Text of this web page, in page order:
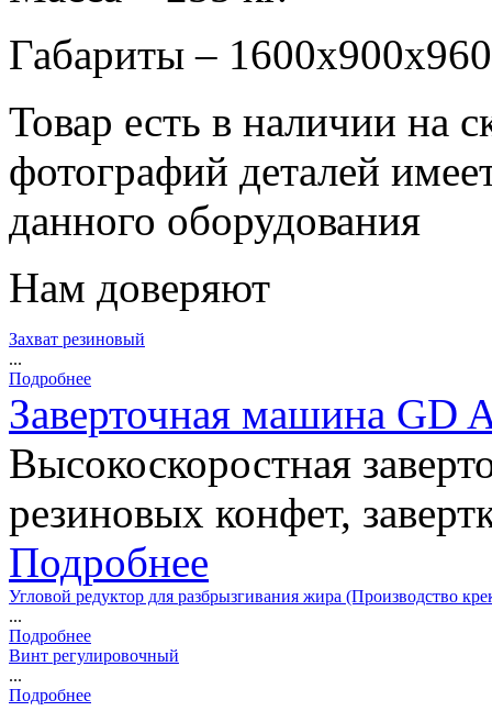
Габариты – 1600х900х960
Товар есть в наличии на
фотографий деталей
данного оборудования
Нам доверяют
Захват резиновый
...
Подробнее
Заверточная машина GD
Высокоскоростная
резиновых конфет,
Подробнее
Угловой редуктор для разбрызгивания жира (Производство
...
Подробнее
Винт регулировочный
...
Подробнее